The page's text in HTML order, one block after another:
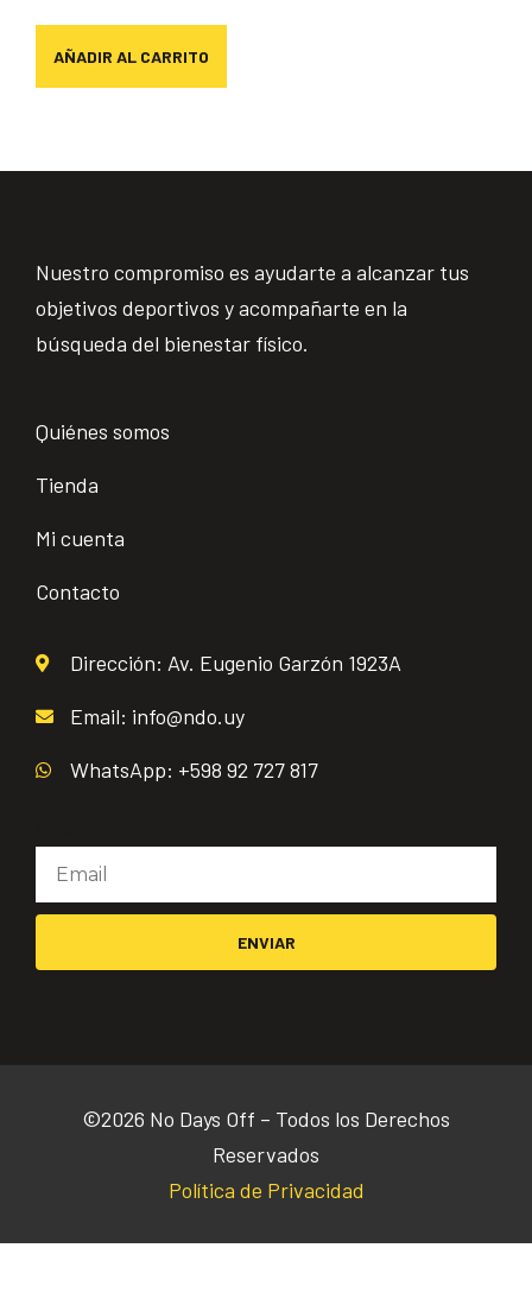
AÑADIR AL CARRITO
Nuestro compromiso es ayudarte a alcanzar tus
objetivos deportivos y acompañarte en la
búsqueda del bienestar físico.
Quiénes somos
Tienda
Mi cuenta
Contacto
Dirección: Av. Eugenio Garzón 1923A
Email: info@ndo.uy
WhatsApp: +598 92 727 817
ENVIAR
©2026 No Days Off – Todos los Derechos
Reservados
Política de Privacidad